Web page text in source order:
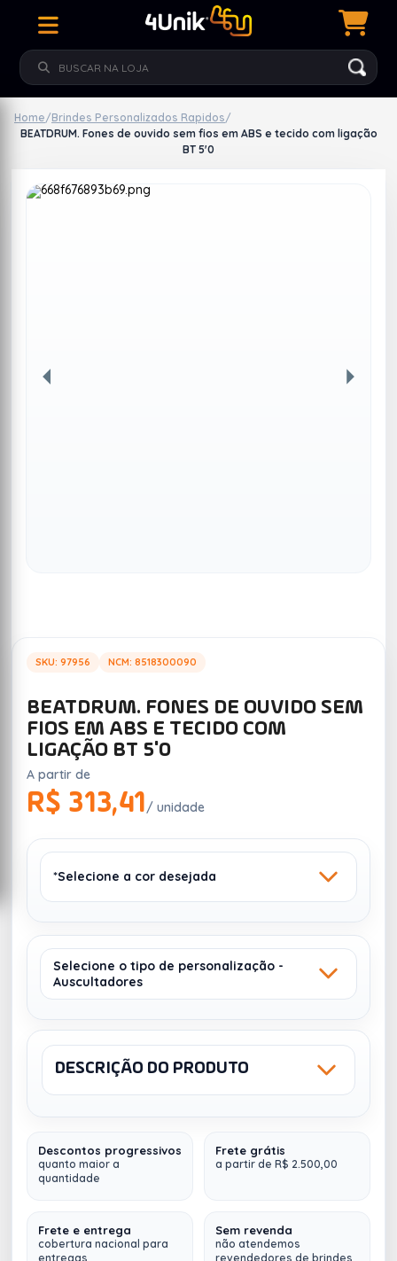
Home/Brindes Personalizados Rapidos/
BEATDRUM. Fones de ouvido sem fios em ABS e tecido com ligação
BT 5'0
SKU: 97956 NCM: 8518300090
BEATDRUM. FONES DE OUVIDO SEM
FIOS EM ABS E TECIDO COM
LIGAÇÃO BT 5'0
A partir de
R$ 313,41/ unidade
*Selecione a cor desejada
Selecione o tipo de personalização -
Auscultadores
4 - 4 X 4
DESCRIÇÃO DO PRODUTO
Fones de ouvido sem fios em ABS e tecido com
ligação BT 5'0. O acabamento destaca-se por ser
tecido. Ideais para complementar qualquer estilo e
ouvir música sem parar, graças às 16h de
Descontos progressivos
quanto maior a
quantidade
Frete grátis
a partir de R$ 2.500,00
Frete e entrega
cobertura nacional para
entregas
Sem revenda
não atendemos
revendedores de brindes